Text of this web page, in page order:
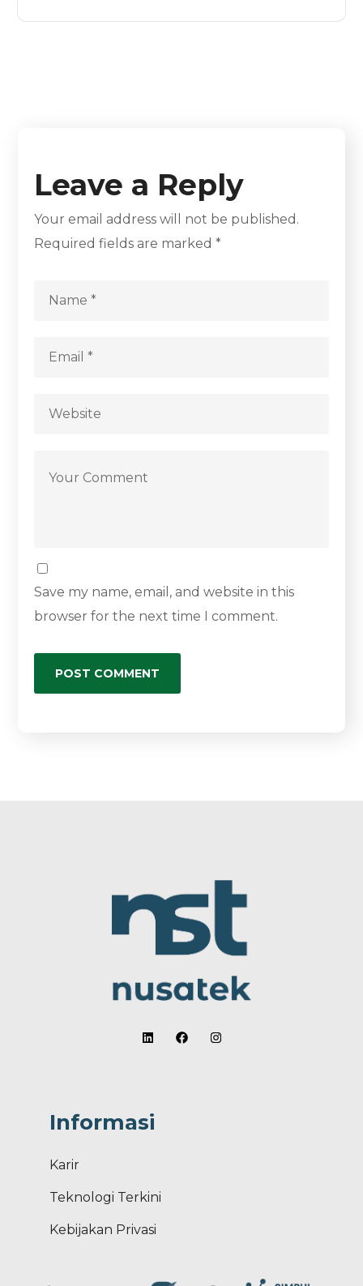
Leave a Reply
Your email address will not be published.
Required fields are marked*
Save my name, email, and website in this
browser for the next time I comment.
Informasi
Karir
Teknologi Terkini
Kebijakan Privasi